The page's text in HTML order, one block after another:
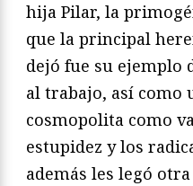
hija Pilar, la
que la principal
dejó fue su ejemplo
al trabajo, así como
cosmopolita como
estupidez y los
además les legó